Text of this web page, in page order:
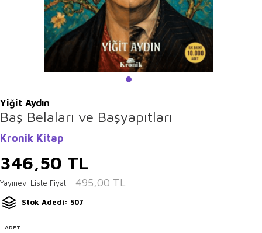
Yiğit Aydın
Baş Belaları ve Başyapıtları
Kronik Kitap
346,50 TL
Yayınevi Liste Fiyatı: 495,00TL
Stok Adedi: 507
ADET